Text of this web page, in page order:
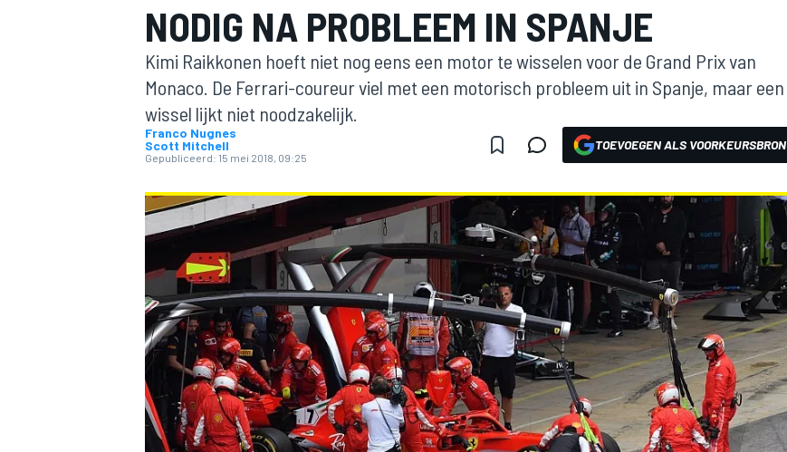
MOTOGP
NODIG NA PROBLEEM IN SPANJE
Kimi Raikkonen hoeft niet nog eens een motor te wisselen voor de Grand Prix van
Monaco. De Ferrari-coureur viel met een motorisch probleem uit in Spanje, maar een
wissel lijkt niet noodzakelijk.
Franco Nugnes
Scott Mitchell
Gepubliceerd: 15 mei 2018, 09:25
TOEVOEGEN ALS VOORKEURSBRON